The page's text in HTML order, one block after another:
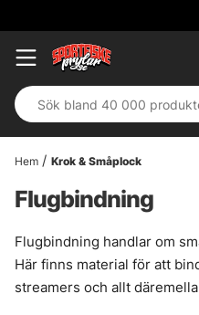
Fri
Hem Krok & Småplock
Flugbindning
Flugbindning handlar om
Här finns material för att
streamers och allt